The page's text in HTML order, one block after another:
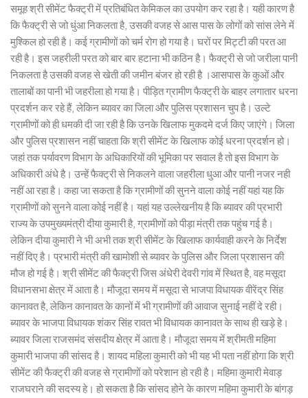
समूह श्री सीमेंट फैक्ट्री में प्रतिबंधित केमिकल का उपयोग कर रहा है। यही कारण है
कि फैक्ट्री से जो धुंआ निकलता है, उसकी वजह से आस पास के लोगों को सांस लेने में
मुश्किल हो रही है। कई ग्रामीणों को चर्म रोग हो गया है। घरों पर मिट्टी की परत आ
रही है। इस जहरीली परत को बार बार हटाना भी कठिन है। फैक्ट्री से जो जरीला पानी
निकलता है उसकी वजह से खेती की जमीन बंजर हो रही है ।आसपास के कुओं और
तालाबों का पानी भी जहरीला हो गया है। पीड़ित ग्रामीण फैक्ट्री के बाहर लगातार धरना
प्रदर्शन कर रहे हैं, लेकिन ब्यावर का जिला और पुलिस प्रशासन चुप है। उल्टे
ग्रामीणों को ही धमकी दी जा रही है कि उनके खिलाफ मुकदमे दर्ज किए जाएंगे। जिला
और पुलिस प्रशासन नहीं चाहता कि श्री सीमेंट के खिलाफ कोई धरना प्रदर्शन हो।
जहां तक पर्यावरण विभाग के अधिकारियों की भूमिका पर सवाल है तो इस विभाग के
अधिकारी अंधे है। उन्हें फैक्ट्री से निकलने वाला जहरीला धुआ और पानी नजर नही
नहीं आ रहा है। कहा जा सकता है कि ग्रामीणों की सुनने वाला कोई नहीं यहां यह कि
ग्रामीणों को सुनने वाला कोई नहीं है। यहां यह उल्लेखनीय है कि ब्यावर की प्रभारी
राज्य के उपमुख्यमंत्री दीया कुमारी है, ग्रामीणों को पीड़ा मंत्री तक पहुंच गई है।
लेकिन दीया कुमारी ने भी अभी तक श्री सीमेंट के खिलाफ कार्यवाही करने के निर्देश
नहीं दिए है। प्रभारी मंत्री की खामोशी से ब्यावर के पुलिस और जिला प्रशासन की
मौज हो गई है। श्री सीमेंट की फैक्ट्री जिस अंधेरी देवरी गांव में स्थित है, वह मसूदा
विधानसभा क्षेत्र में आता है। मौजूदा समय में मसूदा से भाजपा विधायक वीरेंद्र सिंह
कानावत है, लेकिन कानावत के कानों में भी ग्रामीणों की आवाज सुनाई नहीं दे रही।
ब्यावर के भाजपा विधायक शंकर सिंह रावत भी विधायक कानावत के साथ ही खड़े हे।
ब्यावर जिला राजसमंद संसदीय क्षेत्र में आता है। मौजूदा समय में श्रीमती महिमा
कुमारी भाजपा की सांसद है। शायद महिला कुमारी को भी यह भी पता नहीं होगा कि श्री
सीमेंट की फैक्ट्री की वजह से ग्रामीणों को परेशान हो रही है। महिमा कुमारी मेवाड़
राजघराने की सदस्य हे। हो सकता है कि सांसद होने के कारण महिमा कुमारी के बांगड़